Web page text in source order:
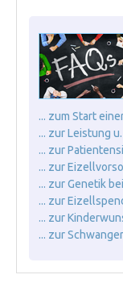
... zum Start
... zur Leistung
... zur
... zur
... zur Genetik
... zur
... zur
... zur